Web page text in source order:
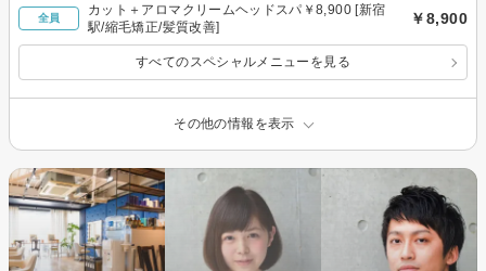
全員
カット＋アロマクリームヘッドスパ￥8,900 [新宿
駅/縮毛矯正/髪質改善]
￥8,900
すべてのスペシャルメニューを見る
その他の情報を表示